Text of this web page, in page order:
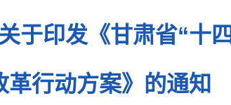
于印发《甘肃省“十四
行动方案》的通知